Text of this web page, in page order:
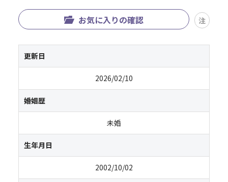
お気に入りの確認 注
更新日
2026/02/10
婚姻歴
未婚
生年月日
2002/10/02